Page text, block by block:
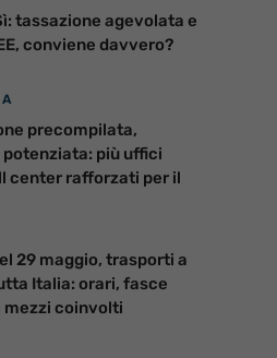
tassazione agevolata e
conviene davvero?
precompilata,
più uffici
center rafforzati per il
29 maggio, trasporti a
Italia: orari, fasce
coinvolti